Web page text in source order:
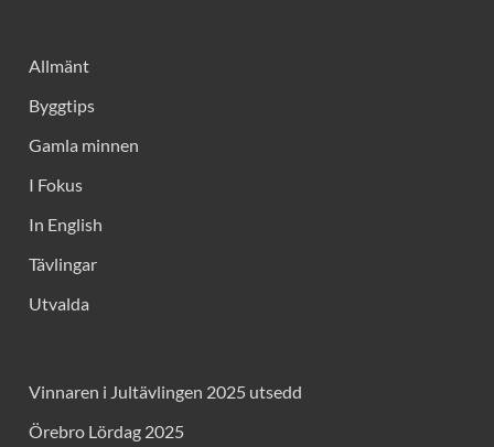
Allmänt
Byggtips
Gamla minnen
I Fokus
In English
Tävlingar
Utvalda
Vinnaren i Jultävlingen 2025 utsedd
Örebro Lördag 2025